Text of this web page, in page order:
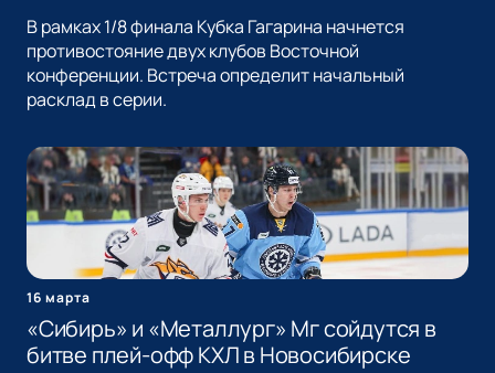
В рамках 1/8 финала Кубка Гагарина начнется
противостояние двух клубов Восточной
конференции. Встреча определит начальный
расклад в серии.
16 марта
«Сибирь» и «Металлург» Мг сойдутся в
битве плей-офф КХЛ в Новосибирске